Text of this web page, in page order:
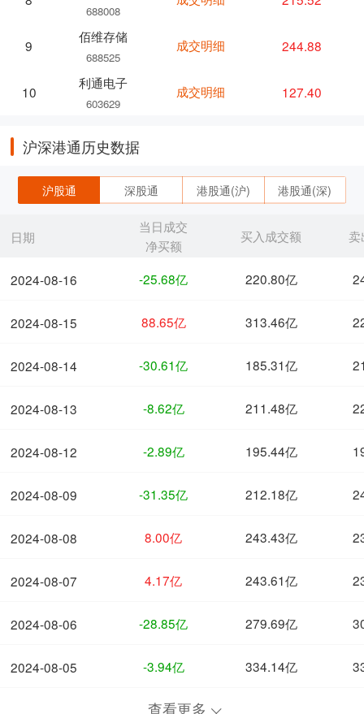
688008
9
佰维存储
688525
10
利通电子
603629
成交明细 244.88
成交明细 127.40
沪深港通历史数据
沪股通 深股通 港股通(沪) 港股通(深)
日期
2024-08-16
2024-08-15
2024-08-14
2024-08-13
2024-08-12
2024-08-09
2024-08-08
2024-08-07
2024-08-06
2024-08-05
当日成交
净买额
买入成交额 卖
-25.68亿 220.80亿
88.65亿 313.46亿
-30.61亿 185.31亿
-8.62亿 211.48亿
-2.89亿 195.44亿
-31.35亿 212.18亿
8.00亿 243.43亿
4.17亿 243.61亿
-28.85亿 279.69亿
-3.94亿 334.14亿
查看更多